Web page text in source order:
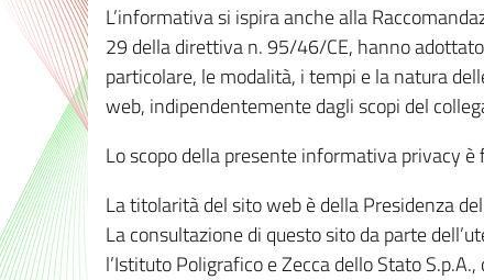
L’informativa si ispira anche alla
29 della direttiva n. 95/46/CE, hanno
particolare, le modalità, i tempi e la natura
web, indipendentemente dagli scopi del
Lo scopo della presente informativa privacy
La titolarità del sito web è della Presidenza
La consultazione di questo sito da parte
l’Istituto Poligrafico e Zecca dello Stato